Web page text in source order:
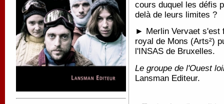
cours duquel les défis
delà de leurs limites ?
► Merlin Vervaet s'est
royal de Mons (Arts²)
l'INSAS de Bruxelles.
Le groupe de l'Ouest
Lansman Editeur.